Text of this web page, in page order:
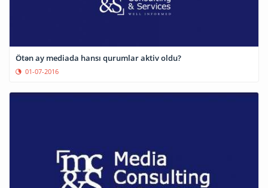
Ötən ay mediada hansı qurumlar aktiv oldu?
01-07-2016